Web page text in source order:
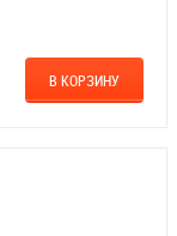
В КОРЗИНУ